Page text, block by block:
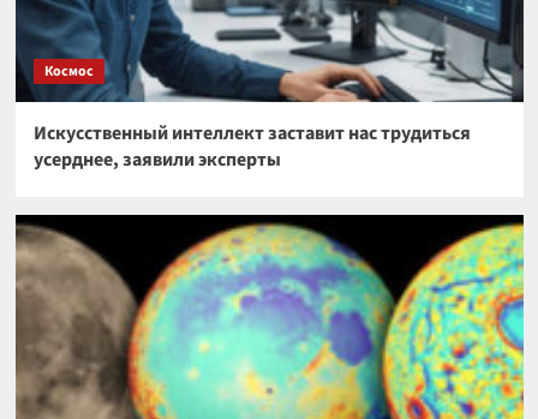
Космос
Искусственный интеллект заставит нас трудиться
усерднее, заявили эксперты